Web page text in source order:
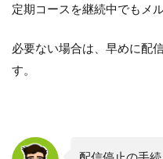
定期コースを継続中でもメ
必要ない場合は、早めに配
す。